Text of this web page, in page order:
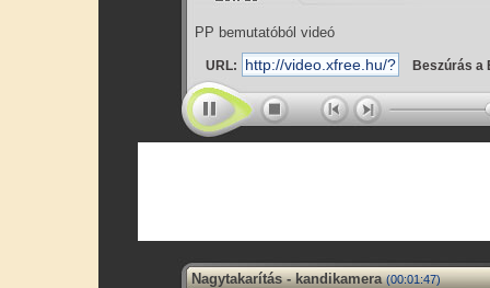
PP bemutatóból videó
URL: Beszúrás a
Nagytakarítás - kandikamera (00:01:47)